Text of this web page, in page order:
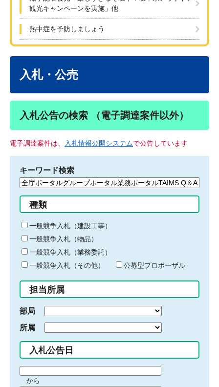
観光キャンペーンを実施」他
熱中症を予防しましょう
入札・公売
入札公告の検索 （電子調達案件以外）
電子調達案件は、 入札情報公開システムで公告しています
キーワード検索
検
る
キ
ー
ワ
ー
ド
入
力
種類
一般競争入札（建設工事）
一般競争入札（物品）
一般競争入札（業務委託）
一般競争入札（その他）
公募型プロポーザル
担当所属
部局
所属
入札公告日
間から